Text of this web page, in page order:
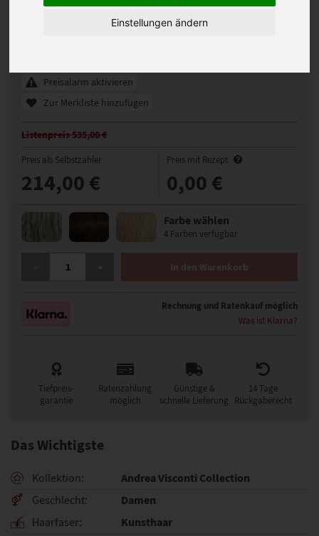
Einstellungen ändern
331323
Preisalarm aktivieren
Zur Merkliste hinzufügen
Listenpreis 535,00 €
Preis als Selbstzahler
214,00 €
Preis mit Rezept
0,00 €
Farbe wählen
4 Farben verfügbar
In den Warenkorb
Rechnung und Ratenkauf möglich
Was ist Klarna?
Tiefpreis-
garantie
Ratenzahlung
möglich
Günstige &
schnelle Lieferung
14 Tage
Rückgaberecht
Das Wichtigste
Kollektion Andrea Visconti Collection
Geschlecht Damen
Haarfaser Kunsthaar